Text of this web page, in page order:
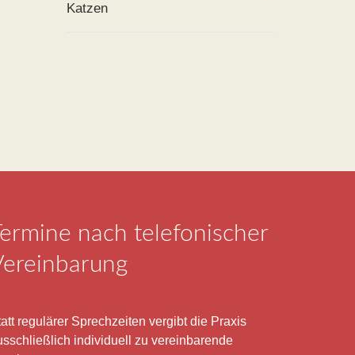
Katzen
Termine nach telefonischer
regulärer Sprechzeiten vergibt die Praxis
individuell zu vereinbarende